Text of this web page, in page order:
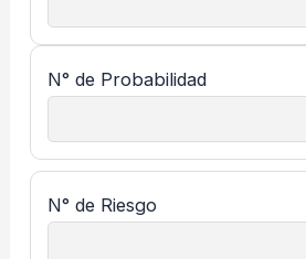
N° de Probabilidad
N° de Riesgo